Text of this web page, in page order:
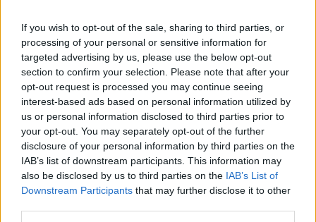
If you wish to opt-out of the sale, sharing to third parties, or
processing of your personal or sensitive information for
targeted advertising by us, please use the below opt-out
section to confirm your selection. Please note that after your
opt-out request is processed you may continue seeing
interest-based ads based on personal information utilized by
us or personal information disclosed to third parties prior to
your opt-out. You may separately opt-out of the further
disclosure of your personal information by third parties on the
IAB’s list of downstream participants. This information may
also be disclosed by us to third parties on the IAB’s List of
Downstream Participants that may further disclose it to other
Προσθέστε το ΕΘΝΟΣ στη Google
Υπό μερικό έλεγχο τέθηκε ηπυρκαγιά που
ξέσπασε το απόγευμα της Δευτέρας(15/7)
στονδήμο Γόρτυναςκαι πιο συγκεκριμένα
κοντά στο χωριόΆνω Άκρια.
ΔΙΑΒΑΣΤΕ ΕΠΙΣΗΣ